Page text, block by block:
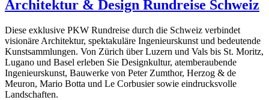
Architektur & Design Rundreise Schweiz
Diese exklusive PKW Rundreise durch die Schweiz verbindet
visionäre Architektur, spektakuläre Ingenieurskunst und bedeutende
Kunstsammlungen. Von Zürich über Luzern und Vals bis St. Moritz,
Lugano und Basel erleben Sie Designkultur, atemberaubende
Ingenieurskunst, Bauwerke von Peter Zumthor, Herzog & de
Meuron, Mario Botta und Le Corbusier sowie eindrucksvolle
Landschaften.